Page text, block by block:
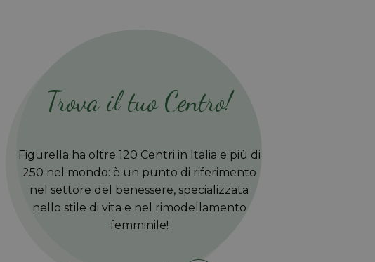
Trova il tuo Centro!
Figurella ha oltre 120 Centri in Italia e più di
250 nel mondo: è un punto di riferimento
nel settore del benessere, specializzata
nello stile di vita e nel rimodellamento
femminile!